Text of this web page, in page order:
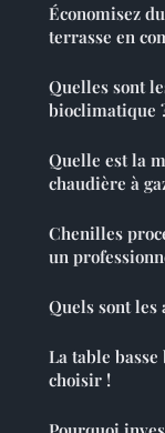
Économisez
terrasse en
Quelles sont
bioclimatique
Quelle est la
chaudière à
Chenilles
un
Quels sont les
La table
choisir !